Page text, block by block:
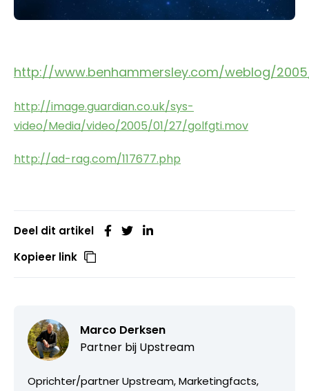
http://www.benhammersley.com/weblog/
http://image.guardian.co.uk/sys-
video/Media/video/2005/01/27/golfgti.mov
http://ad-rag.com/117677.php
Deel dit artikel
Kopieer link
Marco Derksen
Partner bij Upstream
Oprichter/partner Upstream, Marketingfacts,